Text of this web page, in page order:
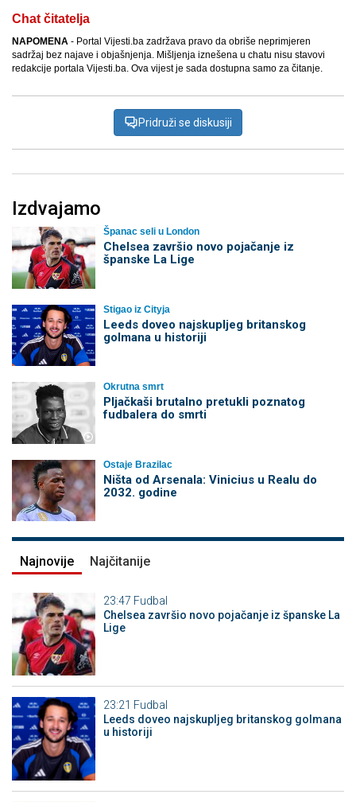
Chat čitatelja
NAPOMENA - Portal Vijesti.ba zadržava pravo da obriše neprimjeren
sadržaj bez najave i objašnjenja. Mišljenja iznešena u chatu nisu stavovi
redakcije portala Vijesti.ba. Ova vijest je sada dostupna samo za čitanje.
Pridruži se diskusiji
Izdvajamo
Španac seli u London
Chelsea završio novo pojačanje iz
španske La Lige
Stigao iz Cityja
Leeds doveo najskupljeg britanskog
golmana u historiji
Okrutna smrt
Pljačkaši brutalno pretukli poznatog
fudbalera do smrti
Ostaje Brazilac
Ništa od Arsenala: Vinicius u Realu do
2032. godine
Najnovije Najčitanije
23:47 Fudbal
Chelsea završio novo pojačanje iz španske La
Lige
23:21 Fudbal
Leeds doveo najskupljeg britanskog golmana
u historiji